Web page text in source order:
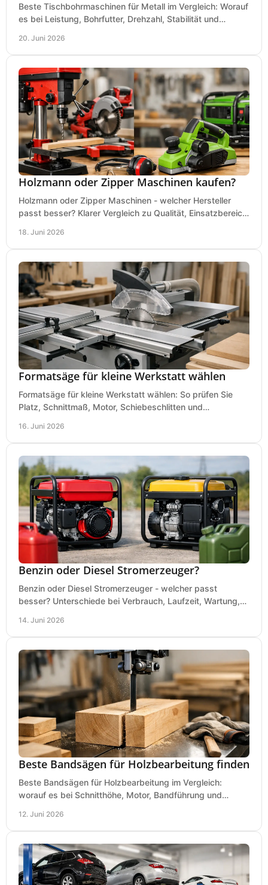
Beste Tischbohrmaschinen für Metall im Vergleich: Worauf
es bei Leistung, Bohrfutter, Drehzahl, Stabilität und
20. Juni 2026
Holzmann oder Zipper Maschinen kaufen?
Holzmann oder Zipper Maschinen - welcher Hersteller
passt besser? Klarer Vergleich zu Qualität, Einsatzbereich,
18. Juni 2026
Formatsäge für kleine Werkstatt wählen
Formatsäge für kleine Werkstatt wählen: So prüfen Sie
Platz, Schnittmaß, Motor, Schiebeschlitten und
16. Juni 2026
Benzin oder Diesel Stromerzeuger?
Benzin oder Diesel Stromerzeuger - welcher passt
besser? Unterschiede bei Verbrauch, Laufzeit, Wartung,
14. Juni 2026
Beste Bandsägen für Holzbearbeitung finden
Beste Bandsägen für Holzbearbeitung im Vergleich:
worauf es bei Schnitthöhe, Motor, Bandführung und
12. Juni 2026